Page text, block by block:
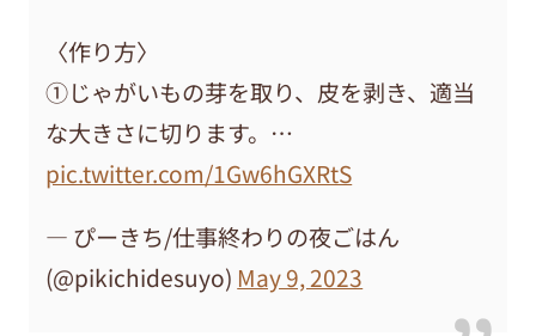
〈作り方〉
①じゃがいもの芽を取り、皮を剥き、適当
な大きさに切ります。…
pic.twitter.com/1Gw6hGXRtS
— ぴーきち/仕事終わりの夜ごはん
(@pikichidesuyo) May 9, 2023